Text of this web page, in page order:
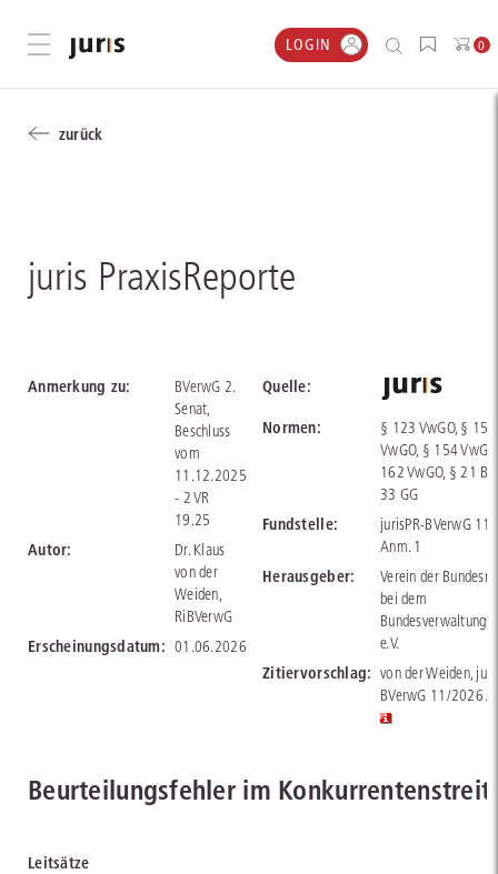
Menü öffnen LOGIN 0
zurück
juris PraxisReporte
Anmerkung zu:
BVerwG 2.
Senat,
Beschluss
vom
11.12.2025
- 2 VR
19.25
Autor:
Dr. Klaus
von der
Weiden,
RiBVerwG
Erscheinungsdatum: 01.06.2026
Quelle:
Normen:
§ 123 VwGO, § 155
VwGO, § 154
162 VwGO, § 21
33 GG
Fundstelle:
jurisPR-BVerwG
Anm. 1
Herausgeber:
Verein der
bei dem
e.V.
Zitiervorschlag: von der Weiden,
BVerwG 11/2026
Beurteilungsfehler im Konkurrentenstreit
Leitsätze